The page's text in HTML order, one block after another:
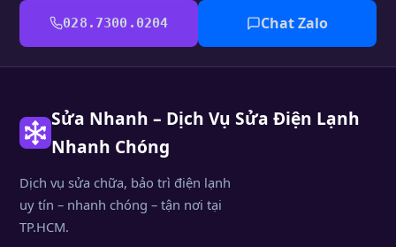
028.7300.0204 Chat Zalo
Sửa Nhanh – Dịch Vụ Sửa Điện Lạnh
Nhanh Chóng
Dịch vụ sửa chữa, bảo trì điện lạnh
uy tín – nhanh chóng – tận nơi tại
TP.HCM.